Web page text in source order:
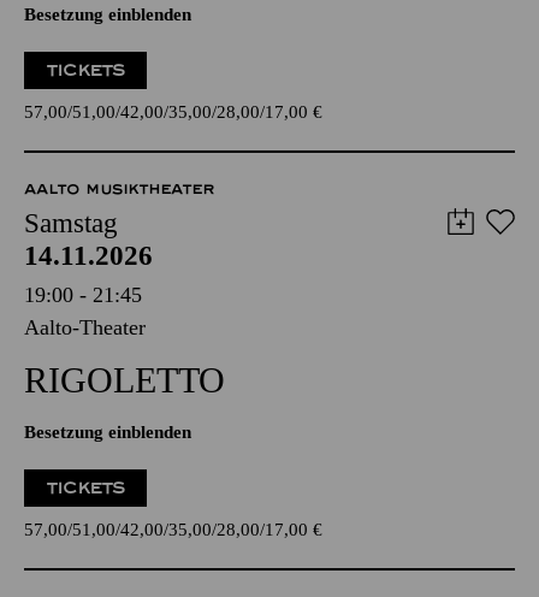
Besetzung einblenden
TICKETS
57,00 51,00 42,00 35,00 28,00 17,00 €
AALTO MUSIKTHEATER
Samstag
14.11.2026
19:00 - 21:45
Aalto-Theater
RIGO­LETTO
Besetzung einblenden
TICKETS
57,00 51,00 42,00 35,00 28,00 17,00 €